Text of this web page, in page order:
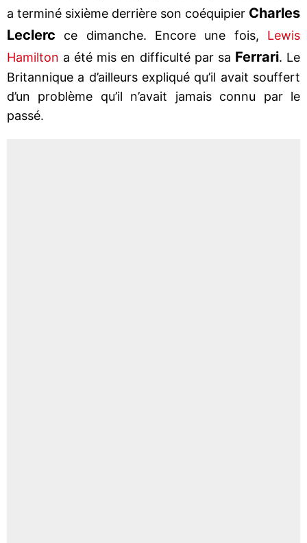
a terminé sixième derrière son coéquipier Charles
Leclerc ce dimanche. Encore une fois, Lewis
Hamilton a été mis en difficulté par sa Ferrari. Le
Britannique a d’ailleurs expliqué qu’il avait souffert
d’un problème qu’il n’avait jamais connu par le
passé.